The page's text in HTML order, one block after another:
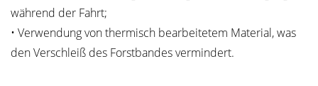
während der Fahrt;
• Verwendung von thermisch bearbeitetem Material, was
den Verschleiß des Forstbandes vermindert.